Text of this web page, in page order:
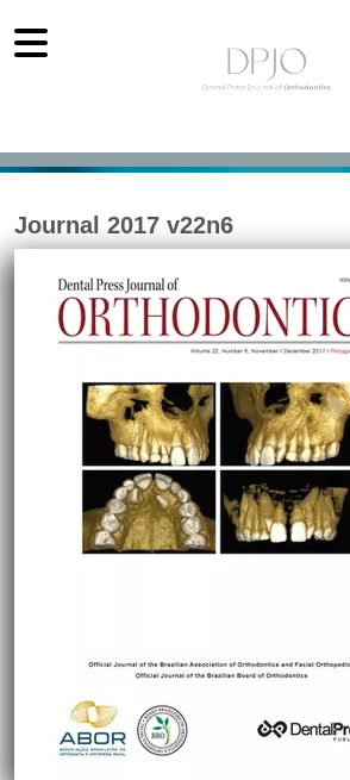
Journal 2017 v22n6